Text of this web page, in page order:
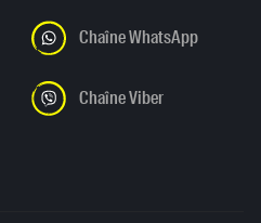
Chaîne WhatsApp
Chaîne Viber